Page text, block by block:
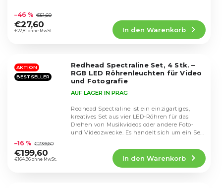
durchschnittliche
Produktbewertung
ist
Sternen.
€22,81 ohne MwSt.
–46 % €51,60
€27,60
In den Warenkorb
AKTION
BESTSELLER
Redhead Spectraline Set, 4 Stk. –
RGB LED Röhrenleuchten für Video
und Fotografie
durchschnittliche
Produktbewertung
ist
AUF LAGER IN PRAG
€164,96 ohne MwSt.
–16 % €239,60
€199,60
In den Warenkorb
Redhead Spectraline ist ein einzigartiges,
kreatives Set aus vier LED-Röhren für das
Drehen von Musikvideos oder andere Foto-
und Videozwecke. Es handelt sich um ein Set